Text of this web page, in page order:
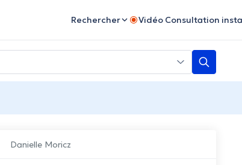
Rechercher Vidéo Consultation
Danielle Moricz